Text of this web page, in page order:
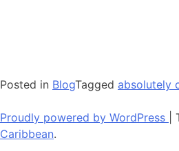
Posted in BlogTagged absolutely
Proudly powered by WordPress
Caribbean.